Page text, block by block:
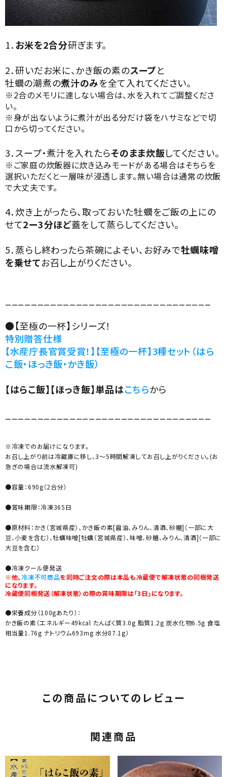
1．お米を2合分研ぎます。
2．研いだお米に、かき飯の素のスープと
牡蠣の潮煮の煮汁のみを全て入れてください。
※2合のメモリに達しない場合は、水を入れてご調整くださ
い。
※身が出ないように煮汁が出る分だけ袋をハサミなどで切
口から切ってください。
3．スープ・煮汁を入れたらそのまま炊飯してください。
※ご家庭の炊飯器に炊き込みモードがある場合はそちらを
選択いただくと一層味が浸透します。無い場合は通常の炊飯
で大丈夫です。
4．炊き上がったら、取っておいた牡蠣をご飯の上にの
せて2ー3分ほど蓋をして蒸らしてください。
5．蒸らし終わったら茶碗によそい、お好みで牡蠣味噌
を乗せてお召し上がりください。
●【至極の一杯】シリーズ！
特別贈答仕様
【水産庁長官賞受賞！】【至極の一杯】3種セット（はら
こ飯・ほっき飯・かき飯）
【はらこ飯】【ほっき飯】単品はこちらから
※冷凍でのお届けになります。
お召し上がり前は冷蔵庫に移し、3〜5時間解凍してお召し上がりください。(お
急ぎの場合は流水解凍可)
●容量：690g（2合分）
●賞味期限：冷凍365日
●原材料：かき（宮城県産）、かき飯の素[醤油、みりん、清酒、砂糖]（一部に大
豆、小麦を含む）、牡蠣味噌[牡蠣（宮城県産）、味噌、砂糖、みりん、清酒]（一部に
大豆を含む）
●冷凍クール便発送
※他、冷凍不可商品を同時ご注文の際は本品も冷蔵便で解凍状態の同梱発送
になります。
冷蔵便同梱発送（解凍状態）の際の賞味期限は「3日」になります。
●栄養成分（100gあたり）：
かき飯の素（エネルギー49kcal たんぱく質3.0g 脂質1.2g 炭水化物6.5g 食塩
相当量1.76g ナトリウム693mg 水分87.1g）
この商品についてのレビュー
関連商品